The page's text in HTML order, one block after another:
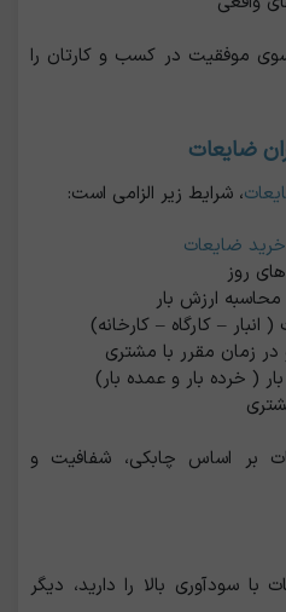
موفقیت در کسب و کارتان را
ضایعات
، شرایط زیر الزامی است:
خرید ضایعات
روز
ارزش بار
– کارگاه – کارخانه)
زمان مقرر با مشتری
( خرده بار و عمده بار)
بر اساس چابکی، شفافیت و
با سودآوری بالا را دارید، دیگر